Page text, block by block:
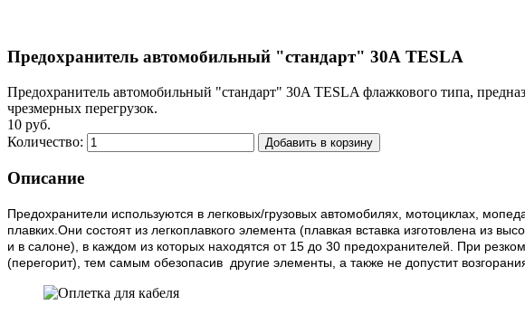
Предохранитель автомобильный "стандарт" 30А TESLA
Предохранитель автомобильный "стандарт" 30A TESLA флажкового типа,
чрезмерных перегрузок.
10 руб.
Количество:
Добавить в корзину
Описание
Предохранители используются в легковых/грузовых автомобилях, мотоциклах,
плавких.Они состоят из легкоплавкого элемента (плавкая вставка изготовлена из
и в салоне), в каждом из которых находятся от 15 до 30 предохранителей. При
(перегорит), тем самым обезопасив другие элементы, а также не допустит